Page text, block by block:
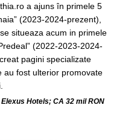
a ajuns în primele 5
(2023-2024-prezent),
situeaza acum in primele
(2022-2023-2024-
pagini specializate
au fost ulterior promovate
Hotels; CA 32 mil RON